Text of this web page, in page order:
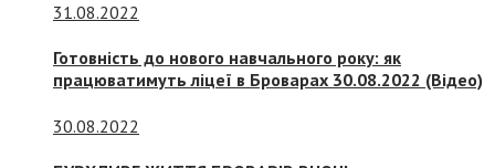
31.08.2022
Готовність до нового навчального року: як
працюватимуть ліцеї в Броварах 30.08.2022 (Відео)
30.08.2022